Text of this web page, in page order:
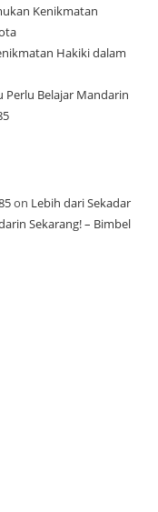
Kenikmatan
Hakiki dalam
Perlu Belajar Mandarin
on Lebih dari Sekadar
Sekarang! – Bimbel